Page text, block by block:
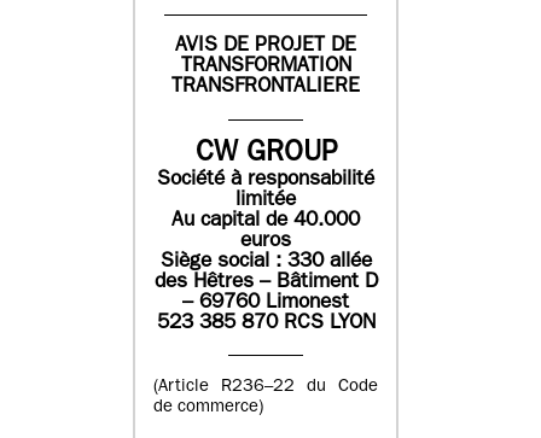
AVIS DE PROJET DE
TRANSFORMATION
TRANSFRONTALIERE
CW GROUP
Société à responsabilité
limitée
Au capital de 40.000
euros
Siège social : 330 allée
des Hêtres – Bâtiment D
– 69760 Limonest
523 385 870 RCS LYON
(Article R236–22 du Code
de commerce)